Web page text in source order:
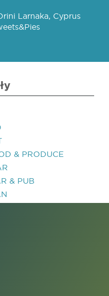
Larnaka, Cyprus
& PRODUCE
& PUB